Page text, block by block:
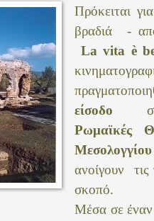
Πρόκειται
βραδιά -
La vita è
είσοδο
Ρωμαϊκές
Μεσολογγίου
ανοίγουν τις
σκοπό.
Μέσα σε έναν